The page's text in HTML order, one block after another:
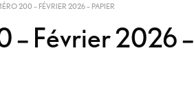
200 – FÉVRIER 2026 – PAPIER
– Février 2026 –